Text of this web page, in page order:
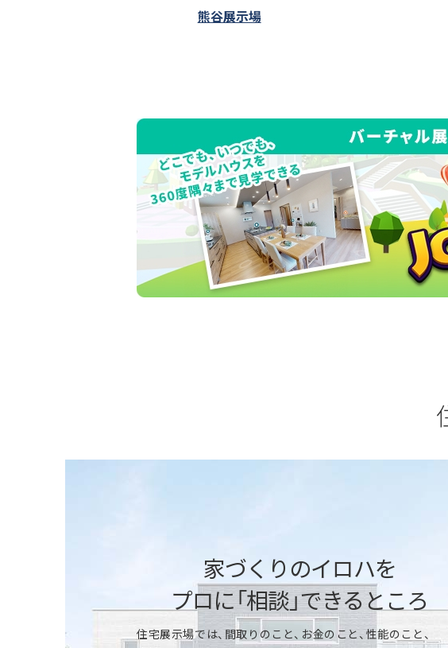
熊谷展示場
家づくりのイロハを
プロに「相談」できるところ
住宅展示場では、間取りのこと、お金のこと、性能のこと、
ータだけではわかりにくい快適性を実感できます。
「標準仕様」を体感
特別感のあるモデルハウスも、一条ならほとんどが「標準仕様」。